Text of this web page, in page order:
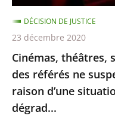
référés
ne
suspend
pas
leur
fermeture
en
Cinémas, théâtres,
des référés ne
raison d’une
dégrad...
DÉCISION DE JUSTICE
23 décembre 2020